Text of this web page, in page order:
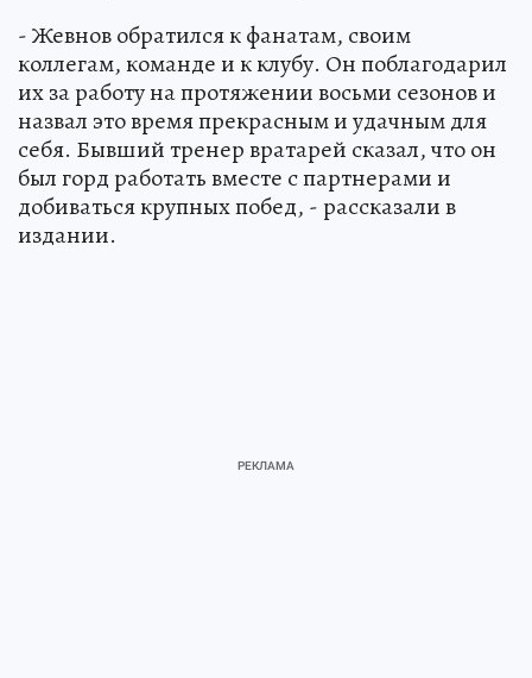
- Жевнов обратился к фанатам, своим
коллегам, команде и к клубу. Он поблагодарил
их за работу на протяжении восьми сезонов и
назвал это время прекрасным и удачным для
себя. Бывший тренер вратарей сказал, что он
был горд работать вместе с партнерами и
добиваться крупных побед, - рассказали в
издании.